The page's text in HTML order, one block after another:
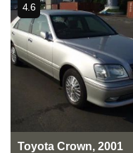
Toyota Crown, 2001
4.6